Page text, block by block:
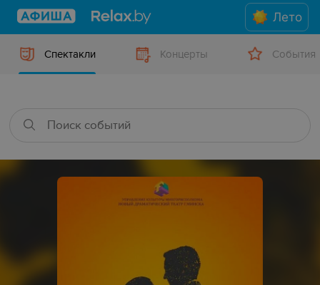
Лето
Спектакли Концерты События